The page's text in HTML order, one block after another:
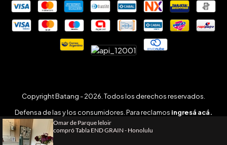
Copyright Batang - 2026. Todos los derechos reservados.
Defensa de las y los consumidores. Para reclamos ingresá acá.
Botón de arrepentimiento